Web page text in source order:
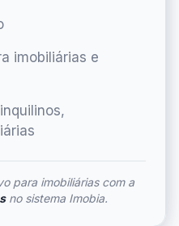
imobiliárias e
para imobiliárias com a
no sistema Imobia.